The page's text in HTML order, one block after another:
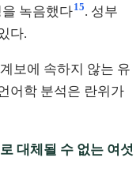
녹음했다15. 성부
다.
보에 속하지 않는 유
어학 분석은 란위가
대체될 수 없는 여섯